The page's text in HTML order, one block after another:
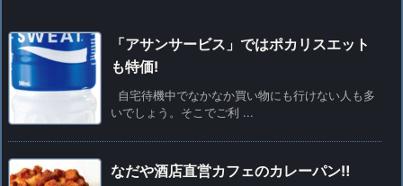
「アサンサービス」ではポカリスエット
も特価!
自宅待機中でなかなか買い物にも行けない人も多
いでしょう。そこでご利 ...
なだや酒店直営カフェのカレーパン‼